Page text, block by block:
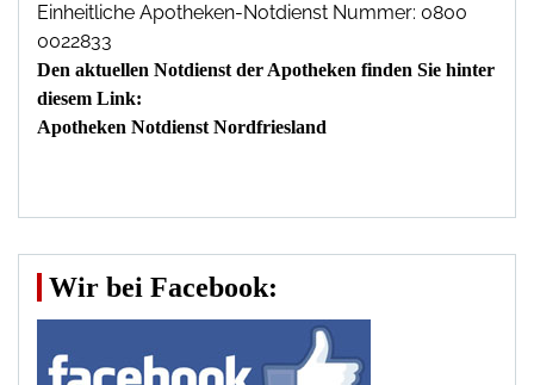
Einheitliche Apotheken-Notdienst Nummer: 0800
0022833
Den aktuellen Notdienst der Apotheken finden Sie hinter
diesem Link:
Apotheken Notdienst Nordfriesland
Wir bei Facebook: